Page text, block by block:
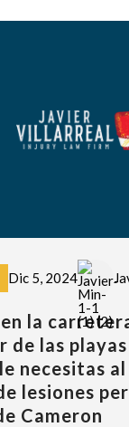
Dic 5, 2024
la
de las playas
necesitas
lesiones
Cameron